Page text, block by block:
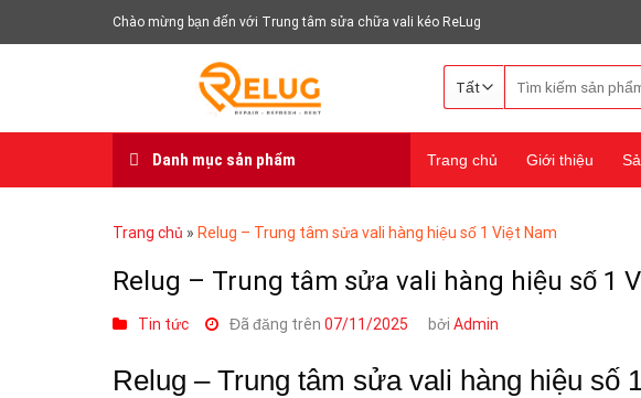
đến
Chào mừng bạn đến với Trung tâm sửa chữa vali kéo ReLug
Danh mục sản phẩm Trang chủ Giới thiệu
Trang chủ » Relug – Trung tâm sửa vali hàng hiệu số 1 Việt Nam
Relug – Trung tâm sửa vali hàng hiệu số 1
Tin tức Đã đăng trên 07/11/2025 bởi Admin
Relug – Trung tâm sửa vali hàng hiệu số